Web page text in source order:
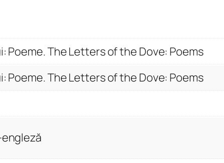
m
b
e
l
Poeme. The Letters of the Dove: Poems
Poeme. The Letters of the Dove: Poems